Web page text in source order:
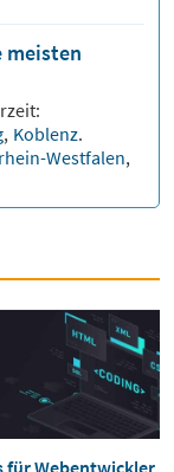
meisten
, Koblenz.
Westfalen,